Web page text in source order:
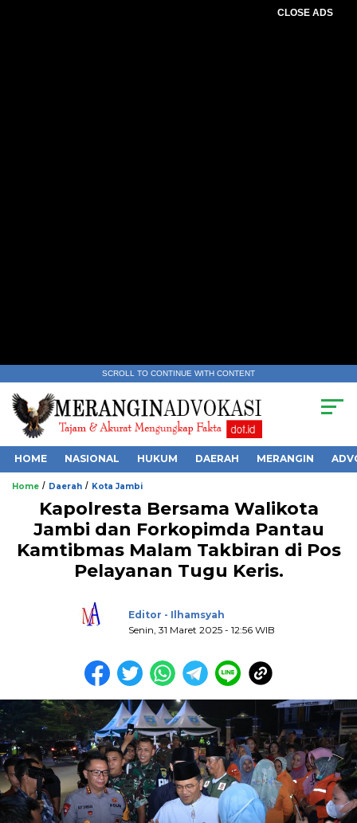
CLOSE ADS
SCROLL TO CONTINUE WITH CONTENT
HOME NASIONAL HUKUM DAERAH MERANGIN
Home / Daerah / Kota Jambi
Kapolresta Bersama Walikota
Jambi dan Forkopimda Pantau
Kamtibmas Malam Takbiran di Pos
Pelayanan Tugu Keris.
Editor - Ilhamsyah
Senin, 31 Maret 2025 - 12:56 WIB